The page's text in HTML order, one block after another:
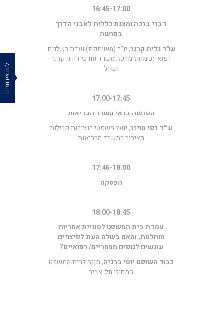
16:45-17:00
דברי ברכה ומצגת כללית לאבני הדרך
בפרשה
עו"ד גלית קרנר, יו"ר (משותפת) ועדת רשלנות
רפואית, מחוז מרכז, משרד עורכי דין ג. קרנר
ושות'
17:00-17:45
הפרשה בראי משרד הבריאות
עו"ד רפי טויזר, יועץ משפטי בנציבות קבילות
הציבור במשרד הבריאות
17:45-18:00
הפסקה
18:00-18:45
עמדת בית המשפט לסוגיית אחריות
מוחלטת, והאם בשלה העת לפיצויים
עונשים לגופים מסחריים/ רפואיים?
כבוד השופט יוסי ברכיה, מונה לבית המשפט
המחוזי תל-אביב
לוח אירועים